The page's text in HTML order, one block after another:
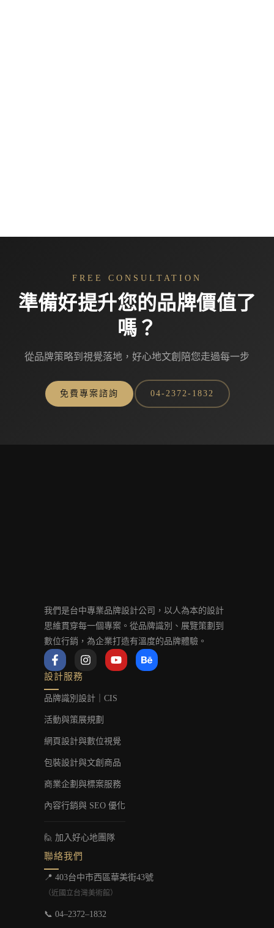
FREE CONSULTATION
準備好提升您的品牌價值了
嗎？
從品牌策略到視覺落地，好心地文創陪您走過每一步
免費專案諮詢 04-2372-1832
我們是台中專業品牌設計公司，以人為本的設計
思維貫穿每一個專案。從品牌識別、展覽策劃到
數位行銷，為企業打造有溫度的品牌體驗。
F
a
c
e
b
o
-
I
n
a
r
m
Y
o
u
B
e
設計服務
品牌識別設計｜CIS
活動與策展規劃
網頁設計與數位視覺
包裝設計與文創商品
商業企劃與標案服務
內容行銷與 SEO 優化
🙋 加入好心地團隊
聯絡我們
📍 403台中市西區華美街43號
（近國立台灣美術館）
📞 04–2372–1832